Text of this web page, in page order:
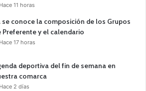
Hace 11 horas
se conoce la composición de los Grupos
Preferente y el calendario
Hace 17 horas
deportiva del fin de semana en
comarca
Hace 2 días